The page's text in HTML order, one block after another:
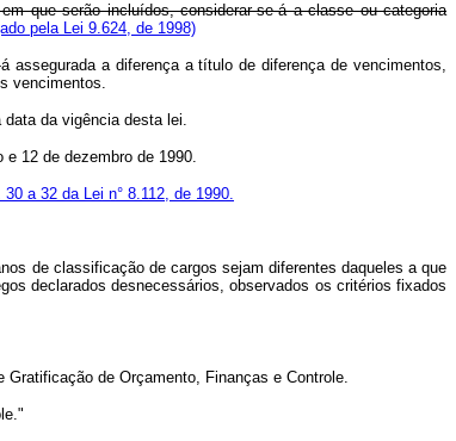
que serão incluídos, considerar-se-á a classe ou categoria
pela Lei 9.624, de 1998)
assegurada a diferença a título de diferença de vencimentos,
vencimentos.
da vigência desta lei.
12 de dezembro de 1990.
30 a 32 da Lei n° 8.112, de 1990.
de classificação de cargos sejam diferentes daqueles a que
declarados desnecessários, observados os critérios fixados
Gratificação de Orçamento, Finanças e Controle.